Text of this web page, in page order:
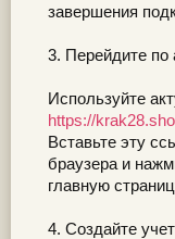
завершения
3. Перейдите по
Используйте
https://
Вставьте эту
браузера и
главную
4. Создайте